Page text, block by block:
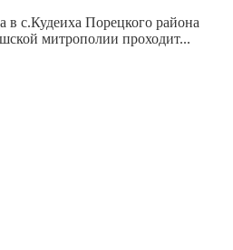
в с.Кудеиха Порецкого района
митрополии проходит...